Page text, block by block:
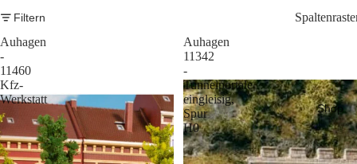
Shop
Filtern
Auhagen
-
11460
Kfz-
Werkstatt
Auhagen
11342
-
Tunnelportale
eingleisig,
Spur
H0